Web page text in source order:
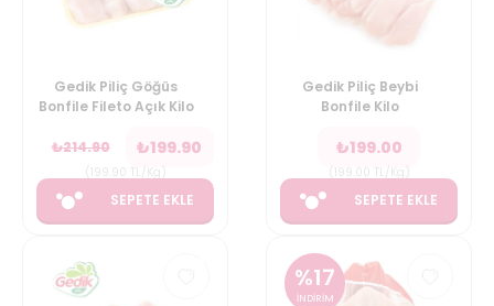
Gedik Piliç Göğüs
Bonfile Fileto Açık Kilo
₺214.90 ₺199.90
SEPETE EKLE
Gedik Piliç Beybi
Bonfile Kilo
₺199.00
SEPETE EKLE
%17
İNDİRİM